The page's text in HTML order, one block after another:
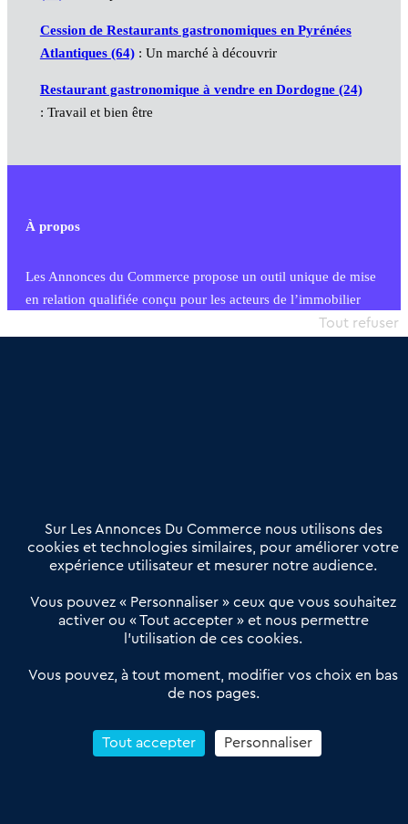
Cession de Restaurants gastronomiques en Pyrénées
Atlantiques (64): Un marché à découvrir
Restaurant gastronomique à vendre en Dordogne (24)
: Travail et bien être
À propos
Les Annonces du Commerce propose un outil unique de mise
en relation qualifiée conçu pour les acteurs de l’immobilier
commercial et les collectivités territoriales, simple et intégrant
Offres Pro
Actualités
Qui sommes nous ?
Derniers articles
Réseau 3C : un partenaire national dédié aux transactions
Petitscommerces : Un partenariat au service du commerce de
proximité et des territoires
Reprendre un Restaurant Rapide
Sur Les Annonces Du Commerce nous utilisons des
cookies et technologies similaires, pour améliorer votre
expérience utilisateur et mesurer notre audience.
Vous pouvez « Personnaliser » ceux que vous souhaitez
activer ou « Tout accepter » et nous permettre
l’utilisation de ces cookies.
Vous pouvez, à tout moment, modifier vos choix en bas
de nos pages.
Tout accepter
Tout refuser
Personnaliser